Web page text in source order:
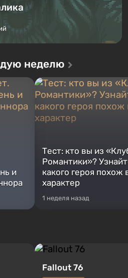
неделю
и
Тест: кто вы из
Романтики»?
какого героя похож
характер
1 неделя назад
Fallout 76